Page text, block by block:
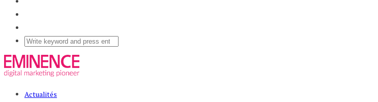
Actualités